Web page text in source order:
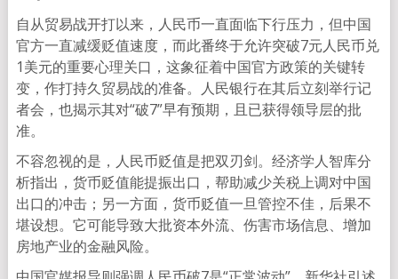
自从贸易战开打以来，人民币一直面临下行压力，但中国
官方一直减缓贬值速度，而此番终于允许突破7元人民币兑
1美元的重要心理关口，这象征着中国官方政策的关键转
变，作打持久贸易战的准备。人民银行在其后立刻举行记
者会，也揭示其对“破7”早有预期，且已获得领导层的批
准。
不容忽视的是，人民币贬值是把双刃剑。经济学人智库分
析指出，货币贬值能提振出口，帮助减少关税上调对中国
出口的冲击；另一方面，货币贬值一旦管控不佳，后果不
堪设想。它可能导致大批资本外流、伤害市场信息、增加
房地产业的金融风险。